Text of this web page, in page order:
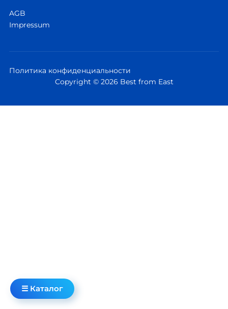
☰ Каталог
AGB
Impressum
Политика конфиденциальности
Copyright © 2026 Best from East